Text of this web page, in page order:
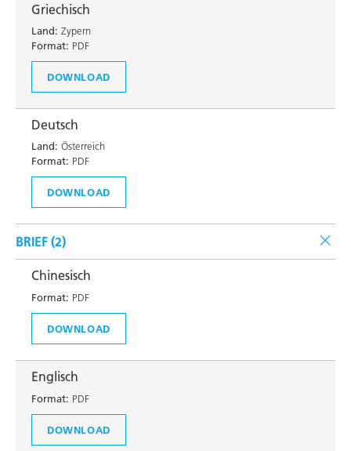
Griechisch
Land: Zypern
Format: PDF
DOWNLOAD
Deutsch
Land: Österreich
Format: PDF
DOWNLOAD
BRIEF (2)
Chinesisch
Format: PDF
DOWNLOAD
Englisch
Format: PDF
DOWNLOAD